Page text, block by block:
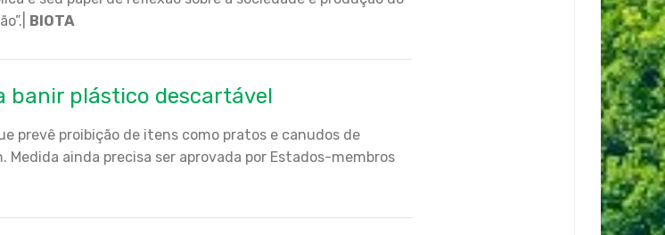
BIOTA
banir plástico descartável
prevê proibição de itens como pratos e canudos de
ainda precisa ser aprovada por Estados-membros